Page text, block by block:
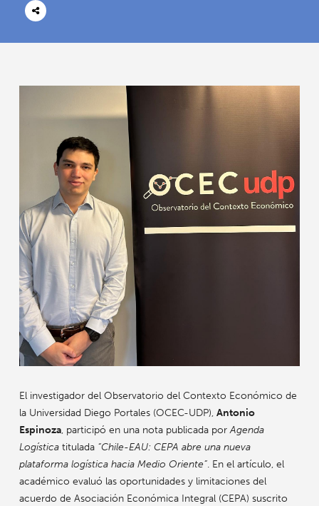
El investigador del Observatorio del Contexto Económico de
la Universidad Diego Portales (OCEC-UDP), Antonio
Espinoza, participó en una nota publicada porAgenda
Logísticatitulada “Chile-EAU: CEPA abre una nueva
plataforma logística hacia Medio Oriente”. En el artículo, el
académico evaluó las oportunidades y limitaciones del
acuerdo de Asociación Económica Integral (CEPA) suscrito